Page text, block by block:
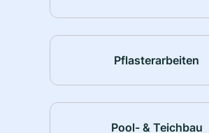
Pflasterarbeiten
Pool- & Teichbau